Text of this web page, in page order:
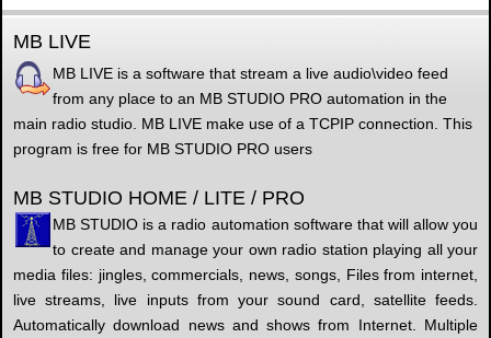
MB LIVE
MB LIVE is a software that stream a live audio\video feed
from any place to an MB STUDIO PRO automation in the
main radio studio. MB LIVE make use of a TCPIP connection. This
program is free for MB STUDIO PRO users
MB STUDIO HOME / LITE / PRO
MB STUDIO is a radio automation software that will allow you
to create and manage your own radio station playing all your
media files: jingles, commercials, news, songs, Files from internet,
live streams, live inputs from your sound card, satellite feeds.
Automatically download news and shows from Internet. Multiple